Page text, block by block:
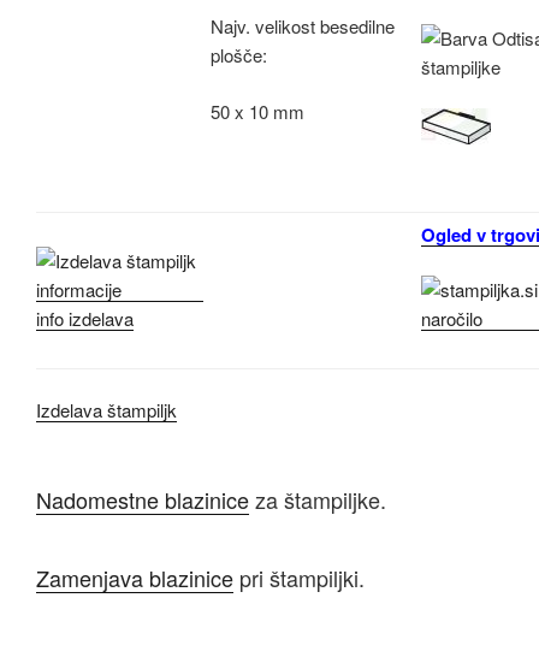
Najv. velikost besedilne
plošče:
50 x 10 mm
info izdelava
Ogled v
Izdelava štampiljk
Nadomestne blaziniceza štampiljke.
Zamenjava blazinice pri štampiljki.